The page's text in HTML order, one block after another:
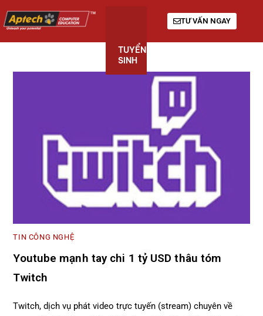
TUYỂN
SINH
TƯ VẤN NGAY
TIN CÔNG NGHỆ
Youtube mạnh tay chi 1 tỷ USD thâu tóm
Twitch
Twitch, dịch vụ phát video trực tuyến (stream) chuyên về